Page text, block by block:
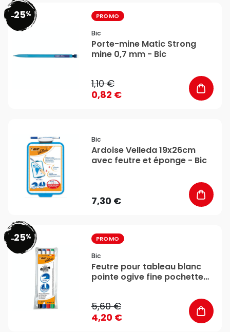
-25% PROMO
Bic
Porte-mine Matic Strong
mine 0,7 mm - Bic
1,10 €
0,82 €
Bic
Ardoise Velleda 19x26cm
avec feutre et éponge - Bic
7,30 €
-25% PROMO
Bic
Feutre pour tableau blanc
pointe ogive fine pochette
5,60 €
4,20 €